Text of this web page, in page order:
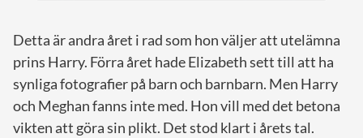
Detta är andra året i rad som hon väljer att utelämna
prins Harry. Förra året hade Elizabeth sett till att ha
synliga fotografier på barn och barnbarn. Men Harry
och Meghan fanns inte med. Hon vill med det betona
vikten att göra sin plikt. Det stod klart i årets tal.